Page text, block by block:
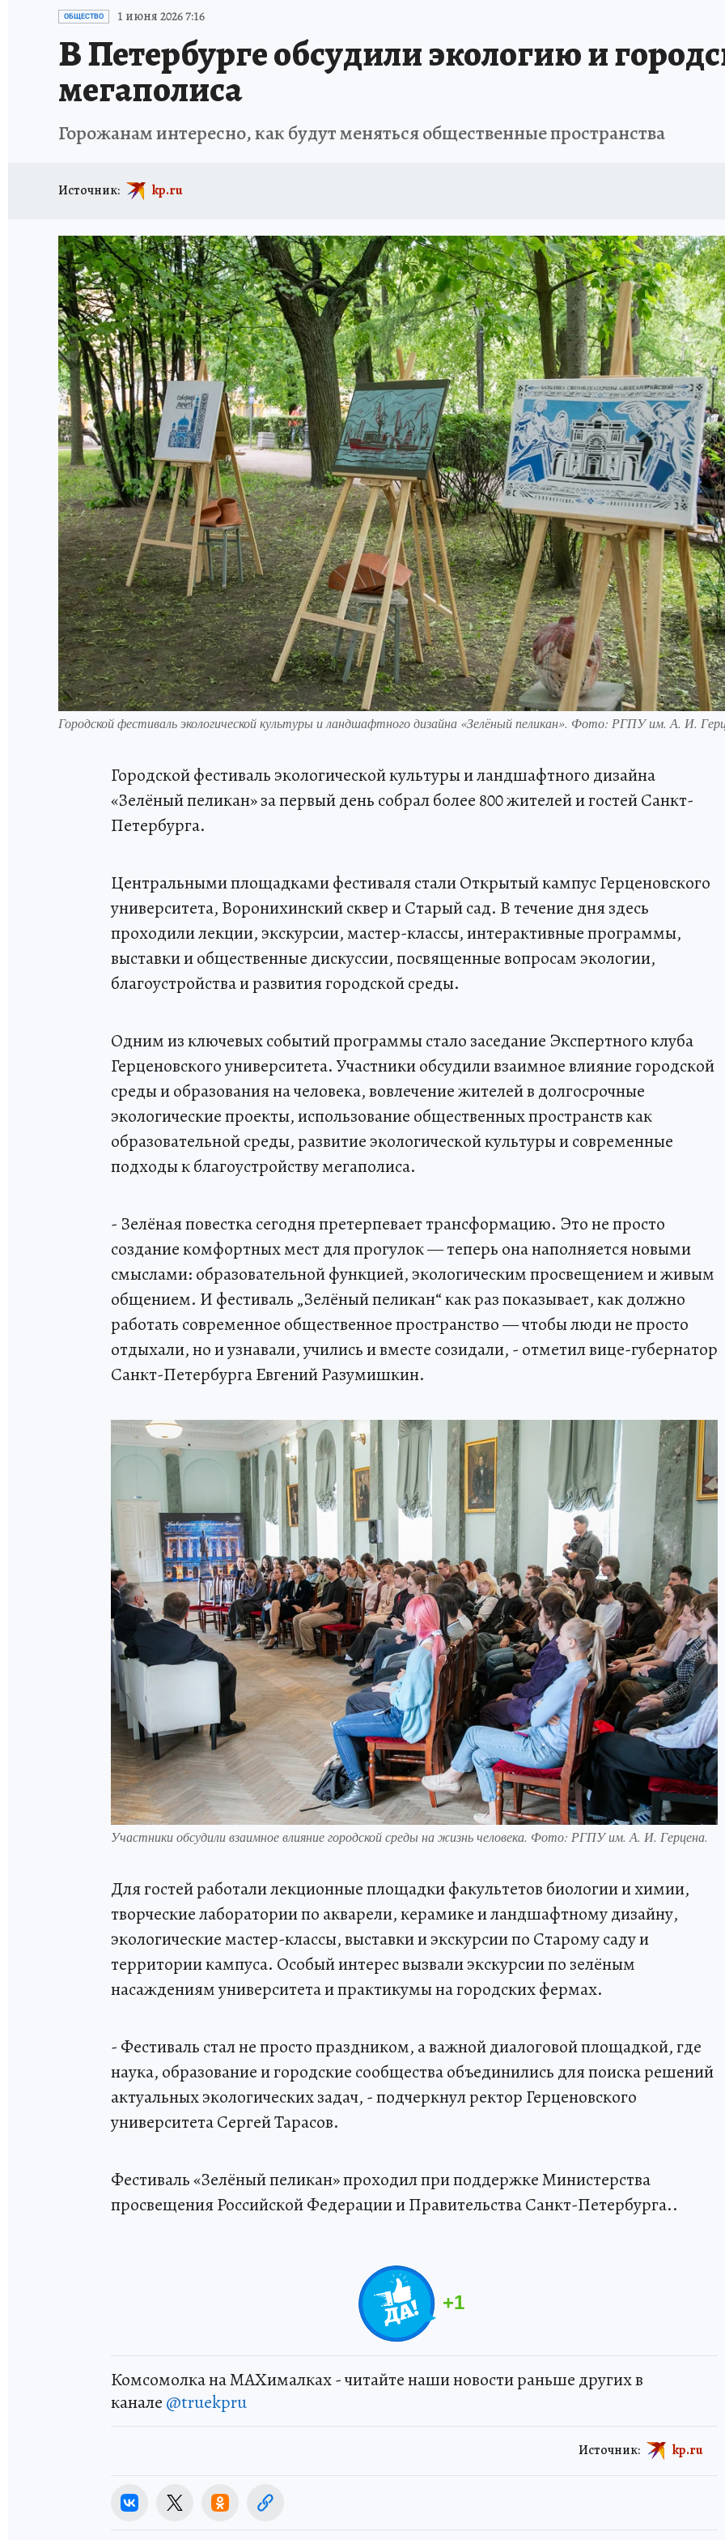
ПЕТЕРБУРГСКАЯ СТРОЙКА
ОБЩЕСТВО 1 июня 2026 7:16
В Петербурге обсудили экологию и
мегаполиса
Горожанам интересно, как будут меняться общественные пространства
Источник: kp.ru
Городской фестиваль экологической культуры и ландшафтного дизайна «Зелёный пеликан». Фото: РГПУ им. А. И.
Городской фестиваль экологической культуры и ландшафтного дизайна
«Зелёный пеликан» за первый день собрал более 800 жителей и гостей Санкт-
Петербурга.
Центральными площадками фестиваля стали Открытый кампус Герценовского
университета, Воронихинский сквер и Старый сад. В течение дня здесь
проходили лекции, экскурсии, мастер-классы, интерактивные программы,
выставки и общественные дискуссии, посвященные вопросам экологии,
благоустройства и развития городской среды.
Одним из ключевых событий программы стало заседание Экспертного клуба
Герценовского университета. Участники обсудили взаимное влияние городской
среды и образования на человека, вовлечение жителей в долгосрочные
экологические проекты, использование общественных пространств как
образовательной среды, развитие экологической культуры и современные
подходы к благоустройству мегаполиса.
- Зелёная повестка сегодня претерпевает трансформацию. Это не просто
создание комфортных мест для прогулок — теперь она наполняется новыми
смыслами: образовательной функцией, экологическим просвещением и живым
общением. И фестиваль „Зелёный пеликан“ как раз показывает, как должно
работать современное общественное пространство — чтобы люди не просто
отдыхали, но и узнавали, учились и вместе созидали, - отметил вице-губернатор
Санкт-Петербурга Евгений Разумишкин.
Участники обсудили взаимное влияние городской среды на жизнь человека. Фото: РГПУ им. А. И. Герцена.
Для гостей работали лекционные площадки факультетов биологии и химии,
творческие лаборатории по акварели, керамике и ландшафтному дизайну,
экологические мастер-классы, выставки и экскурсии по Старому саду и
территории кампуса. Особый интерес вызвали экскурсии по зелёным
насаждениям университета и практикумы на городских фермах.
- Фестиваль стал не просто праздником, а важной диалоговой площадкой, где
наука, образование и городские сообщества объединились для поиска решений
актуальных экологических задач, - подчеркнул ректор Герценовского
университета Сергей Тарасов.
Фестиваль «Зелёный пеликан» проходил при поддержке Министерства
просвещения Российской Федерации и Правительства Санкт-Петербурга..
+1
Комсомолка на MAXималках - читайте наши новости раньше других в
канале @truekpru
Источник: kp.ru